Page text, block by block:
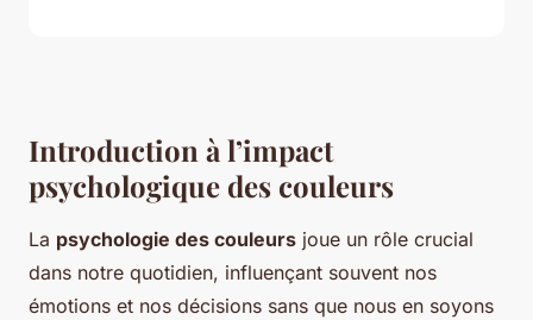
Introduction à l’impact
psychologique des couleurs
La psychologie des couleurs joue un rôle crucial
dans notre quotidien, influençant souvent nos
émotions et nos décisions sans que nous en soyons